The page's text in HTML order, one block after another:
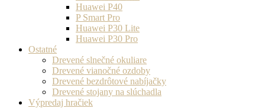
Huawei P40
P Smart Pro
Huawei P30 Lite
Huawei P30 Pro
Ostatné
Drevené slnečné okuliare
Drevené vianočné ozdoby
Drevené bezdrôtové nabíjačky
Drevené stojany na slúchadla
Výpredaj hračiek